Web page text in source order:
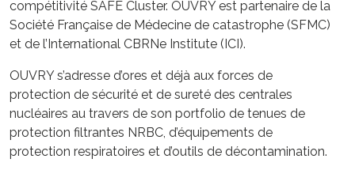
compétitivité SAFE Cluster. OUVRY est partenaire de la
Société Française de Médecine de catastrophe (SFMC)
et de l’International CBRNe Institute (ICI).
OUVRY s’adresse d’ores et déjà aux forces de
protection de sécurité et de sureté des centrales
nucléaires au travers de son portfolio de tenues de
protection filtrantes NRBC, d’équipements de
protection respiratoires et d’outils de décontamination.